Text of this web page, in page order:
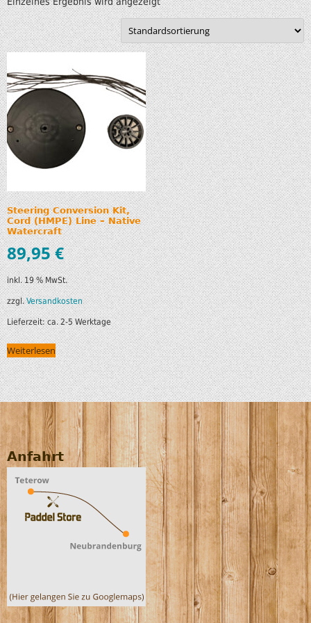
Steering Conversion Kit,
Cord (HMPE) Line – Native
Watercraft
89,95€
inkl. 19 % MwSt.
zzgl.Versandkosten
Lieferzeit:ca. 2-5 Werktage
Weiterlesen
Anfahrt